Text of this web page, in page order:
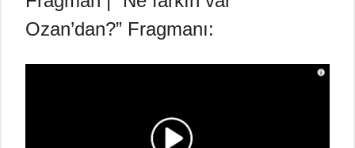
Ozan’dan?” Fragmanı: